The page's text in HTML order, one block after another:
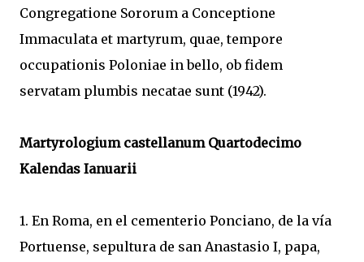
Congregatione Sororum a Conceptione
Immaculata et martyrum, quae, tempore
occupationis Poloniae in bello, ob fidem
servatam plumbis necatae sunt (1942).
Martyrologium castellanum Quartodecimo
Kalendas Ianuarii
1. En Roma, en el cementerio Ponciano, de la vía
Portuense, sepultura de san Anastasio I, papa,